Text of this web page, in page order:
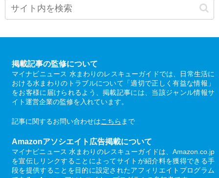
掲載記事の監修について
マイナビニュース 水まわりのレスキューガイドでは、日常生活に
おける水まわりのトラブルについて「適切で正しく有益な情報」
をお客様に届けられるよう、掲載記事には、当該ジャンル情報サ
イト運営企業の監修を入れています。
記事に関するお問い合わせはこちら まで
Amazonアソシエイト広告掲載について
マイナビニュース 水まわりのレスキューガイドは、Amazon.co.jp
を宣伝しリンクすることによってサイトが紹介料を獲得できる手
段を提供することを目的に設定されたアフィリエイトプログラム